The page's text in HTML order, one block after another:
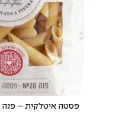
פסטה איטלקית – פנה